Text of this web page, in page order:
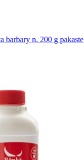
barbary n. 200 g pakaste